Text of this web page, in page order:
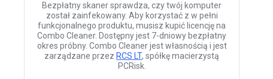
Bezpłatny skaner sprawdza, czy twój komputer
został zainfekowany. Aby korzystać z w pełni
funkcjonalnego produktu, musisz kupić licencję na
Combo Cleaner. Dostępny jest 7-dniowy bezpłatny
okres próbny. Combo Cleaner jest własnością i jest
zarządzane przez RCS LT, spółkę macierzystą
PCRisk.